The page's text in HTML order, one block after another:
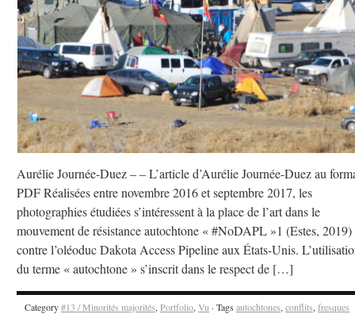
Aurélie Journée-Duez – – L’article d’Aurélie Journée-Duez au
PDF Réalisées entre novembre 2016 et septembre 2017, les
photographies étudiées s’intéressent à la place de l’art dans le
mouvement de résistance autochtone « #NoDAPL »1 (Estes, 2019)
contre l’oléoduc Dakota Access Pipeline aux États-Unis.
du terme « autochtone » s’inscrit dans le respect de […]
Category#13 / Minorités majorités, Portfolio, Vu · Tags autochtones, conflits, fresques